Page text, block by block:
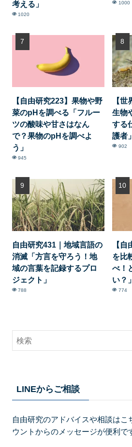
考える」
1020
1000
【自由研究223】果物や野
菜のpHを調べる「フルー
ツの酸味や甘さはなん
で？果物のpHを調べよ
う」
945
【
生物
する
護者
902
自由研究431｜地域言語の
消滅「方言を守ろう！地
域の言葉を記録するプロ
ジェクト」
788
【
を比
べ！
い？」
774
LINEからご相談
自由研究のアドバイスや相談はこ
ウントからのメッセージが便利で